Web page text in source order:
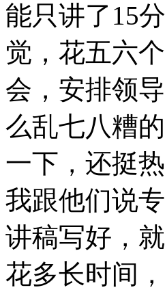
能只讲了15
觉，花五六
会，安排领
么乱七八糟
一下，还挺
我跟他们说
讲稿写好，
花多长时间